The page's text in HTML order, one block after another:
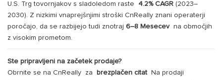
U.S. Trg tovornjakov s sladoledom raste 4.2% CAGR (2023–
2030). Z nizkimi vnaprejšnjimi stroški CnReally znani operaterji
poročajo, da se razbijejo tudi znotraj 6–8 Mesecev na območjih
z visokim prometom.
Ste pripravljeni na začetek prodaje?
Obrnite se na CnReally
za brezplačen citat
Na prodaji